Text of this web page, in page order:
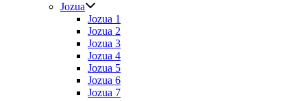
Jozua
Jozua 1
Jozua 2
Jozua 3
Jozua 4
Jozua 5
Jozua 6
Jozua 7